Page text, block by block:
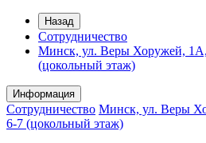
Назад
Сотрудничество
Минск, ул. Веры Хоружей,
(цокольный этаж)
Информация
Сотрудничество Минск, ул. Веры
6-7 (цокольный этаж)